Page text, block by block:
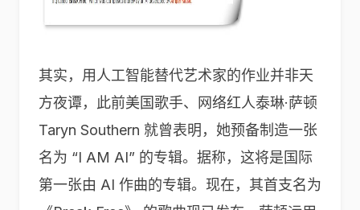
其实，用人工智能替代艺术家的作业并非天
方夜谭，此前美国歌手、网络红人泰琳·萨顿
Taryn Southern 就曾表明，她预备制造一张
名为 “I AM AI” 的专辑。据称，这将是国际
第一张由 AI 作曲的专辑。现在，其首支名为